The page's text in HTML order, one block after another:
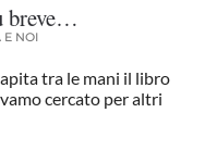
breve…
E NOI
tra le mani il libro
cercato per altri